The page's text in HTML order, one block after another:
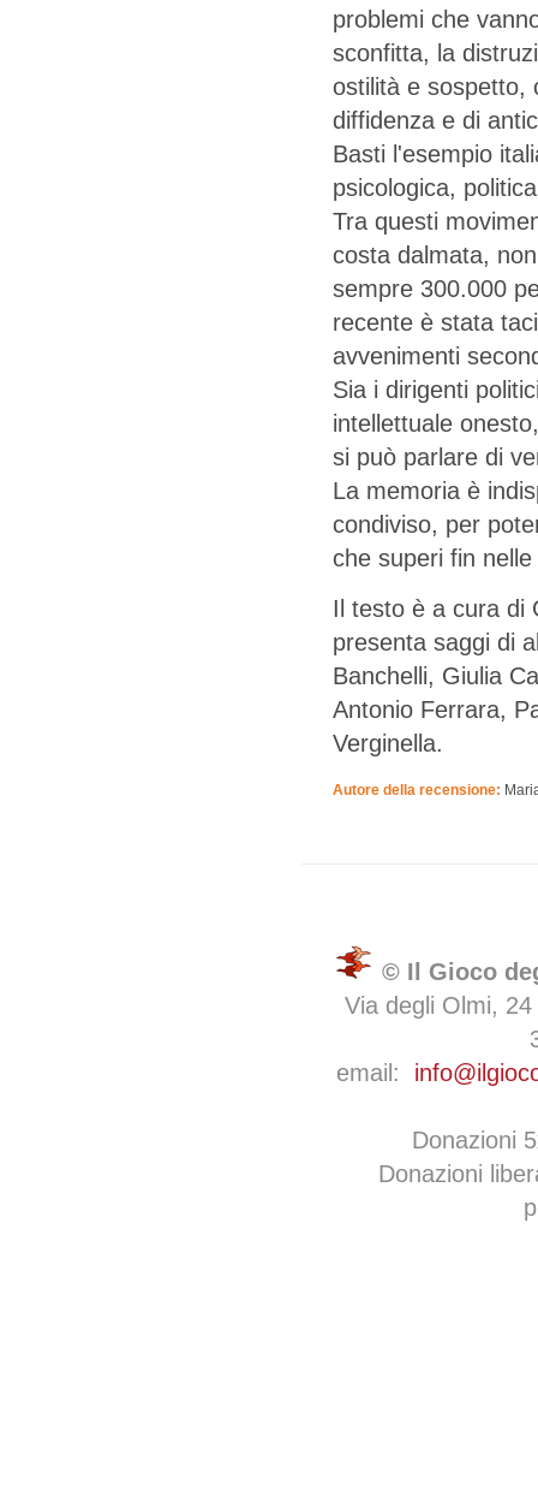
problemi che
sconfitta, la
ostilità e sospetto,
diffidenza e di
Basti l'esempio
psicologica,
Tra questi
costa dalmata,
sempre 300.000
recente è stata
avvenimenti
Sia i dirigenti
intellettuale
si può parlare di
La memoria è
condiviso, per
che superi fin
Il testo è a cura di
presenta saggi di
Banchelli, Giulia
Antonio Ferrara,
Verginella.
Autore della recensione:
© Il Gioco
Via degli Olmi,
email:
Donazioni
Donazioni